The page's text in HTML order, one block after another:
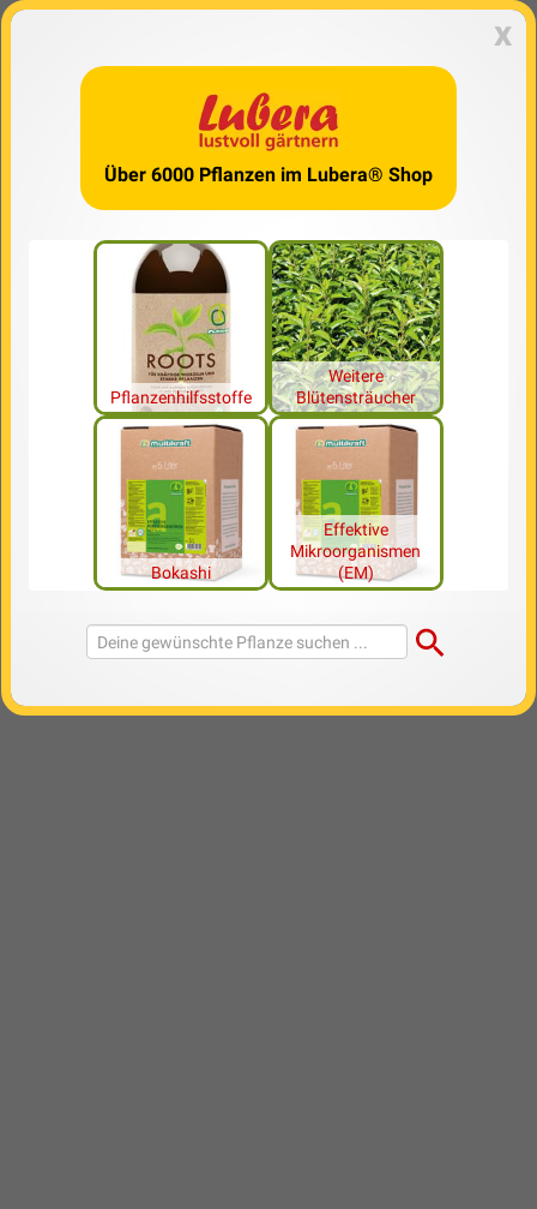
x
Über 6000 Pflanzen im Lubera® Shop
Pflanzenhilfsstoffe
Weitere
Blütensträucher
Bokashi
Effektive
Mikroorganismen
(EM)